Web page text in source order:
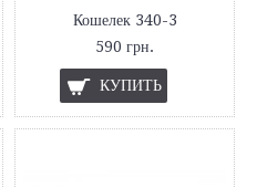
Кошелек 340-3
590 грн.
КУПИТЬ